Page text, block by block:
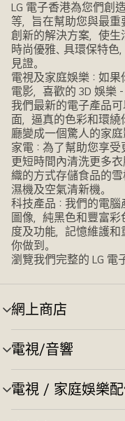
LG 電子香港為您們創
等，旨在幫助您與最重
創新的解決方案，使生
時尚優雅、具環保特
見證。
電視及家庭娛樂：如
電影，喜歡的 3D 娛樂
我們最新的電子產品
面，逼真的色彩和環
廳變成一個驚人的家庭
家電：為了幫助您享
更短時間內清洗更多
織的方式存儲食品的
濕機及空氣清新機。
科技產品：我們的電
圖像，純黑色和豐富
度及功能，記憶維護
你做到。
瀏覽我們完整的 LG 電
網上商店
選
單
切
換
電視/音響
選
單
切
換
電視 / 家庭娛樂
選
單